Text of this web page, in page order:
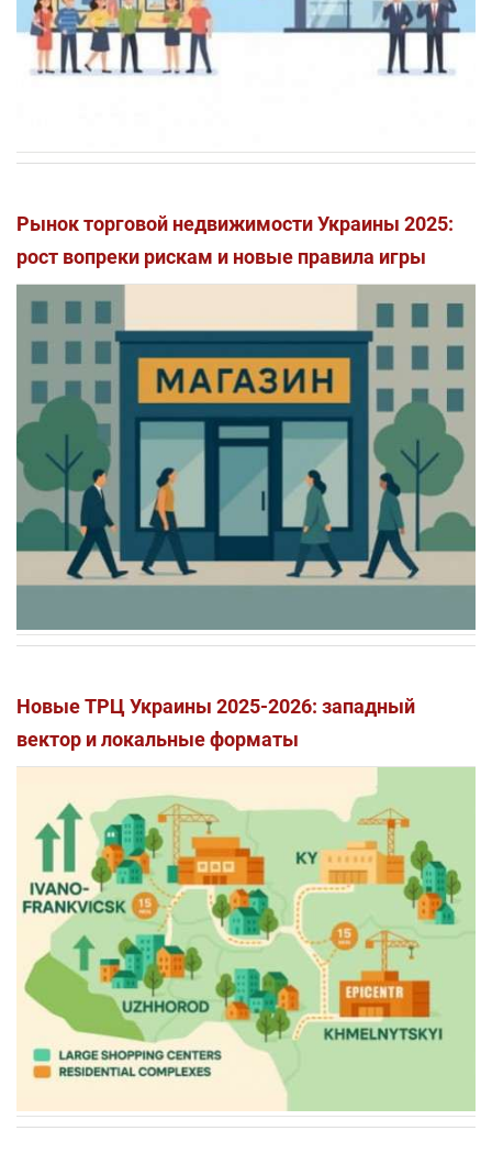
Рынок торговой недвижимости Украины 2025:
рост вопреки рискам и новые правила игры
Новые ТРЦ Украины 2025-2026: западный
вектор и локальные форматы